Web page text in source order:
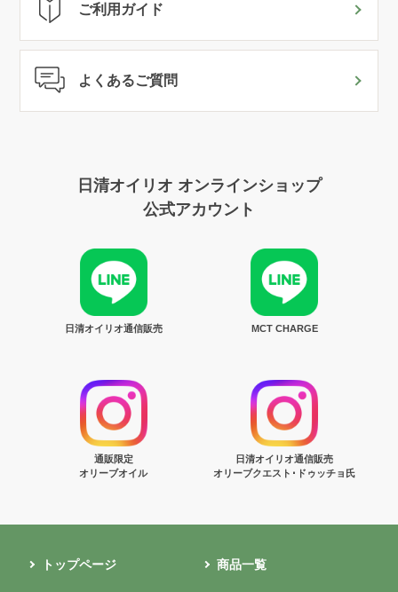
ご利用ガイド
よくあるご質問
日清オイリオ オンラインショップ
公式アカウント
日清オイリオ通信販売 MCT CHARGE
通販限定
オリーブオイル
日清オイリオ通信販売
オリーブクエスト･ドゥッチョ氏
トップページ 商品一覧